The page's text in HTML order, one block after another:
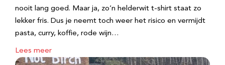
nooit lang goed. Maar ja, zo’n helderwit t-shirt staat zo
lekker fris. Dus je neemt toch weer het risico en vermijdt
pasta, curry, koffie, rode wijn…
Lees meer